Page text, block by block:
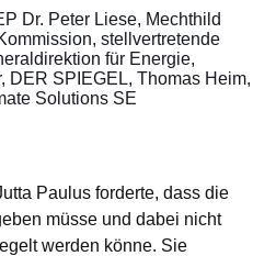
Dr. Peter Liese, Mechthild
stellvertretende
für Energie,
DER SPIEGEL, Thomas Heim,
Solutions SE
Paulus forderte, dass die
müsse und dabei nicht
werden könne. Sie